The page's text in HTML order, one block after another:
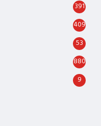
391
409
53
880
9